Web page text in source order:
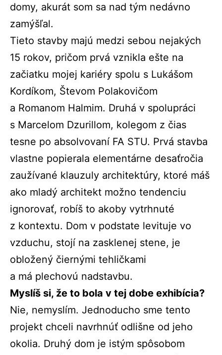
domy, akurát som sa nad tým nedávno
zamýšľal.
Tieto stavby majú medzi sebou nejakých
15 rokov, pričom prvá vznikla ešte na
začiatku mojej kariéry spolu s Lukášom
Kordíkom, Števom Polakovičom
a Romanom Halmim. Druhá v spolupráci
s Marcelom Dzurillom, kolegom z čias
tesne po absolvovaní FA STU. Prvá stavba
vlastne popierala elementárne desaťročia
zaužívané klauzuly architektúry, ktoré máš
ako mladý architekt možno tendenciu
ignorovať, robíš to akoby vytrhnuté
z kontextu. Dom v podstate levituje vo
vzduchu, stojí na zasklenej stene, je
obložený čiernými tehličkami
a má plechovú nadstavbu.
Myslíš si, že to bola v tej dobe exhibícia?
Nie, nemyslím. Jednoducho sme tento
projekt chceli navrhnúť odlišne od jeho
okolia. Druhý dom je istým spôsobom